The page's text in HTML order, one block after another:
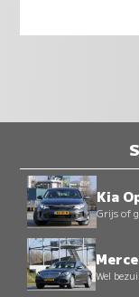
Kia
Grijs of
Wel